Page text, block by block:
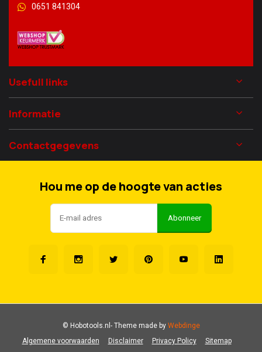
0651 841304
Usefull links
Informatie
Contactgegevens
Hou me op de hoogte van acties
Abonneer
Algemene voorwaarden Disclaimer Privacy Policy Sitemap
© Hobotools.nl- Theme made byWebdinge